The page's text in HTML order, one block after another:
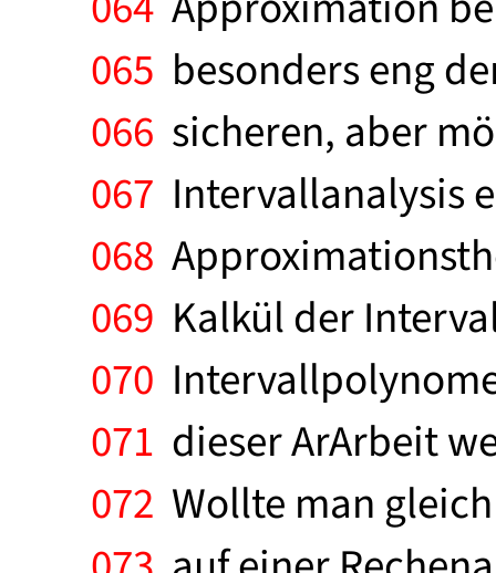
065 besonders eng
066 sicheren, aber
067 Intervallanalysis
068
069 Kalkül der
070
071 dieser ArArbeit
072 Wollte man